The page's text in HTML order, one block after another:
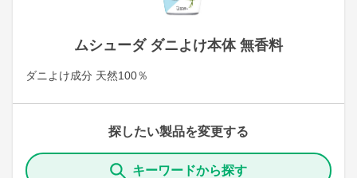
ムシューダ ダニよけ本体 無香料
ダニよけ成分 天然100％
探したい製品を変更する
キーワードから探す